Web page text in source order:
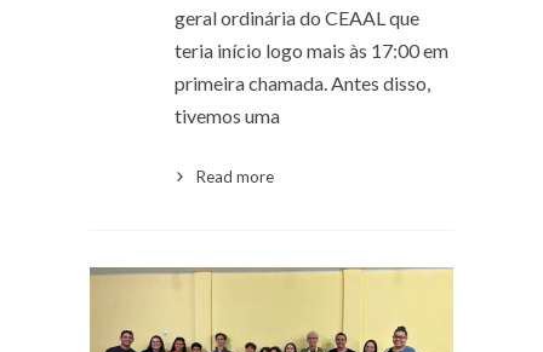
geral ordinária do CEAAL que
teria início logo mais às 17:00 em
primeira chamada. Antes disso,
tivemos uma
Read more